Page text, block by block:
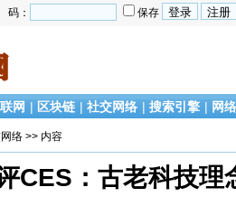
： 保存
网 | 区块链 | 社交网络 | 搜索引擎 | 网
络 >> 内容
CES：古老科技理